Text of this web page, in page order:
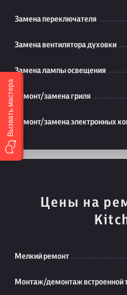
Замена переключателя
Замена вентилятора духовки
Замена лампы освещения
Ремонт/замена гриля
Ремонт/замена электронных
Цены на
Мелкий ремонт
Монтаж/демонтаж встроенной
Вызвать мастера